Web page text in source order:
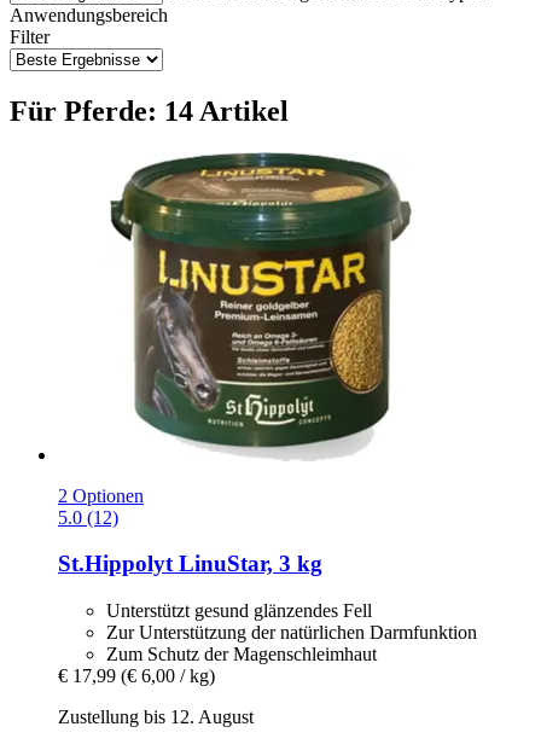
Anwendungsbereich
Filter
Für Pferde: 14 Artikel
2 Optionen
5.0 (12)
St.HippolytLinuStar, 3 kg
Unterstützt gesund glänzendes Fell
Zur Unterstützung der natürlichen Darmfunktion
Zum Schutz der Magenschleimhaut
€ 17,99 (€ 6,00 / kg)
Zustellung bis 12. August